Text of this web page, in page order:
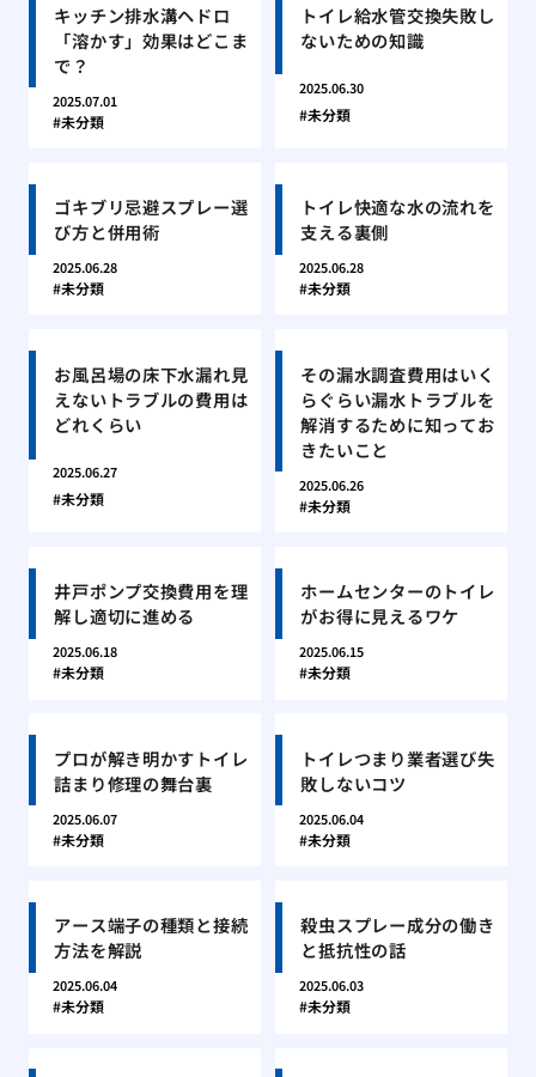
キッチン排水溝ヘドロ
「溶かす」効果はどこま
で？
2025.07.01
未分類
トイレ給水管交換失敗し
ないための知識
2025.06.30
未分類
ゴキブリ忌避スプレー選
び方と併用術
2025.06.28
未分類
トイレ快適な水の流れを
支える裏側
2025.06.28
未分類
お風呂場の床下水漏れ見
えないトラブルの費用は
どれくらい
2025.06.27
未分類
その漏水調査費用はいく
らぐらい漏水トラブルを
解消するために知ってお
きたいこと
2025.06.26
未分類
井戸ポンプ交換費用を理
解し適切に進める
2025.06.18
未分類
ホームセンターのトイレ
がお得に見えるワケ
2025.06.15
未分類
プロが解き明かすトイレ
詰まり修理の舞台裏
2025.06.07
未分類
トイレつまり業者選び失
敗しないコツ
2025.06.04
未分類
アース端子の種類と接続
方法を解説
2025.06.04
未分類
殺虫スプレー成分の働き
と抵抗性の話
2025.06.03
未分類